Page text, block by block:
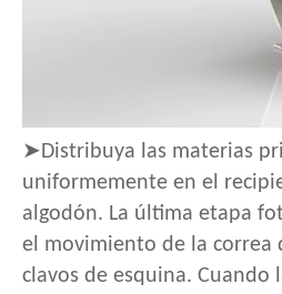
➤Distribuya las materias
uniformemente en el
algodón. La última etapa
el movimiento de la correa
clavos de esquina. Cuando